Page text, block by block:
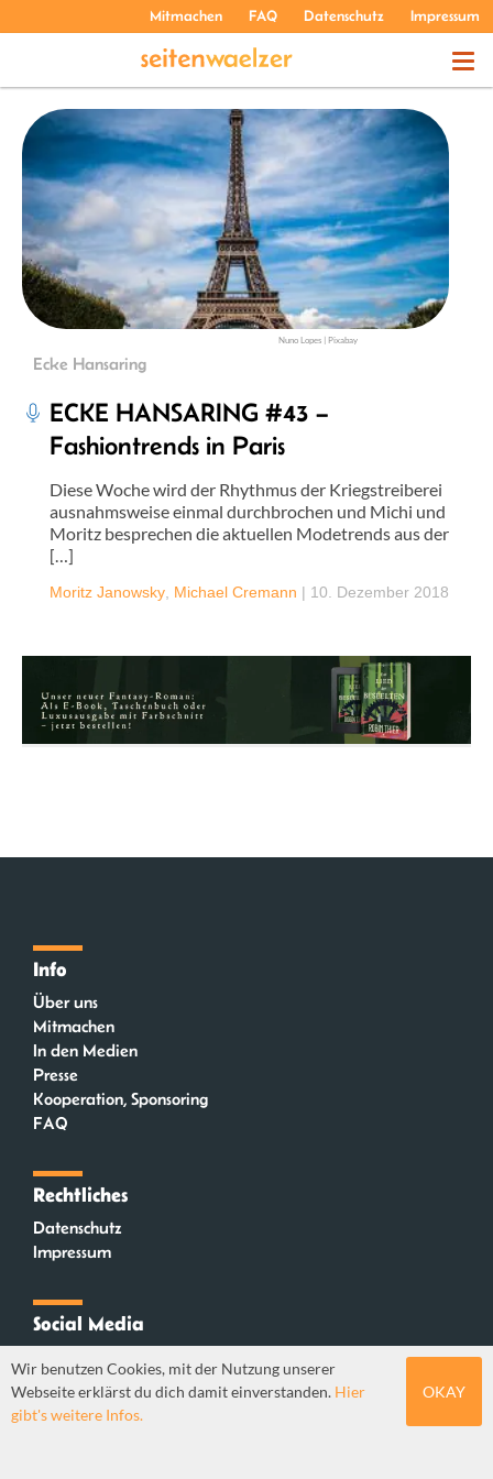
Mitmachen FAQ Datenschutz Impressum
THEMEN
PODCASTS
ÜBER UNS
Nuno Lopes | Pixabay
Ecke Hansaring
ECKE HANSARING #43 –
Fashiontrends in Paris
Diese Woche wird der Rhythmus der Kriegstreiberei
ausnahmsweise einmal durchbrochen und Michi und
Moritz besprechen die aktuellen Modetrends aus der
[…]
Moritz Janowsky Michael Cremann | 10. Dezember 2018
Info
Über uns
Mitmachen
In den Medien
Presse
Kooperation, Sponsoring
FAQ
Rechtliches
Datenschutz
Impressum
Social Media
Mastodon
Wir benutzen Cookies, mit der Nutzung unserer
Webseite erklärst du dich damit einverstanden. Hier
gibt's weitere Infos.
OKAY